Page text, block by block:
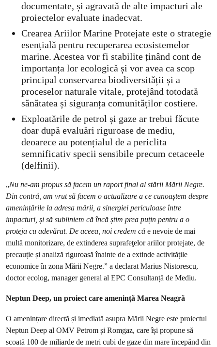
documentate, și agravată de alte impacturi ale
proiectelor evaluate inadecvat.
Crearea Ariilor Marine Protejate este o strategie
esențială pentru recuperarea ecosistemelor
marine. Acestea vor fi stabilite ținând cont de
importanța lor ecologică și vor avea ca scop
principal conservarea biodiversității și a
proceselor naturale vitale, protejând totodată
sănătatea și siguranța comunităților costiere.
Exploatările de petrol și gaze ar trebui făcute
doar după evaluări riguroase de mediu,
deoarece au potențialul de a periclita
semnificativ specii sensibile precum cetaceele
(delfinii).
„Nu ne-am propus să facem un raport final al stării Mării Negre.
Din contră, am vrut să facem o actualizare a ce cunoaștem despre
amenințările la adresa mării, a sinergiei periculoase între
impacturi, și să subliniem că încă știm prea puțin pentru a o
proteja cu adevărat. De aceea, noi credem că e nevoie de mai
multă monitorizare, de extinderea suprafeţelor ariilor protejate, de
precauție și analiză riguroasă înainte de a extinde activitățile
economice în zona Mării Negre.” a declarat Marius Nistorescu,
doctor ecolog, manager general al EPC Consultanță de Mediu.
Neptun Deep, un proiect care amenință Marea Neagră
O amenințare directă și imediată asupra Mării Negre este proiectul
Neptun Deep al OMV Petrom și Romgaz, care își propune să
scoată 100 de miliarde de metri cubi de gaze din mare începând din